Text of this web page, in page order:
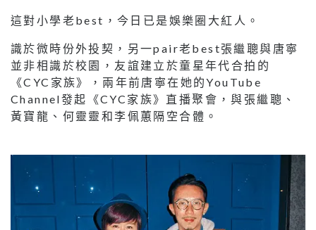
這對小學老best，今日已是娛樂圈大紅人。
識於微時份外投契，另一pair老best張繼聰與唐寧
並非相識於校園，友誼建立於童星年代合拍的
《CYC家族》，兩年前唐寧在她的YouTube
Channel發起《CYC家族》直播聚會，與張繼聰、
黃寶龍、何靈靈和李佩蕙隔空合體。